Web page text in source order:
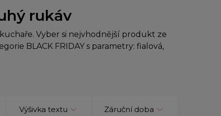
rukáv
Vyber si nejvhodnější produkt ze
BLACK FRIDAY s parametry: fialová,
Výšivka textu Záruční doba